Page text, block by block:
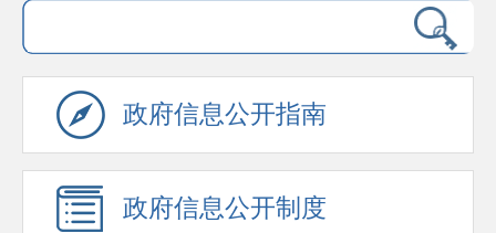
政府信息公开指南
政府信息公开制度